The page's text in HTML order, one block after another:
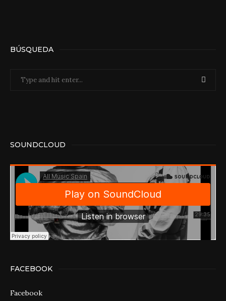
BÚSQUEDA
SOUNDCLOUD
FACEBOOK
Facebook